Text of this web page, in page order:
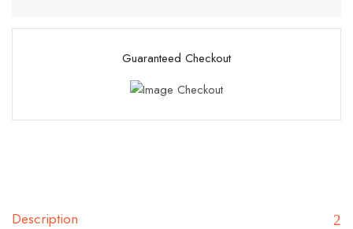
Guaranteed Checkout
Description